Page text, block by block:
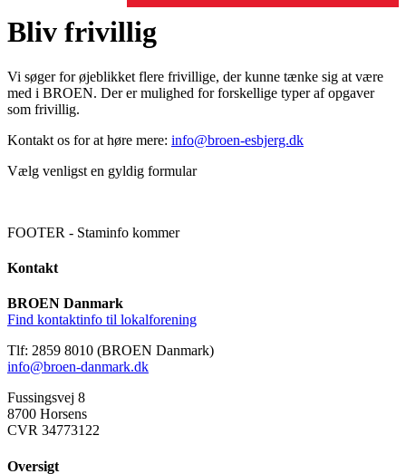
Bliv frivillig
Vi søger for øjeblikket flere frivillige, der kunne tænke sig at være
med i BROEN. Der er mulighed for forskellige typer af opgaver
som frivillig.
Kontakt os for at høre mere: info@broen-esbjerg.dk
Vælg venligst en gyldig formular
FOOTER - Staminfo kommer
Kontakt
BROEN Danmark
Find kontaktinfo til lokalforening
Tlf: 2859 8010 (BROEN Danmark)
info@broen-danmark.dk
Fussingsvej 8
8700 Horsens
CVR 34773122
Oversigt